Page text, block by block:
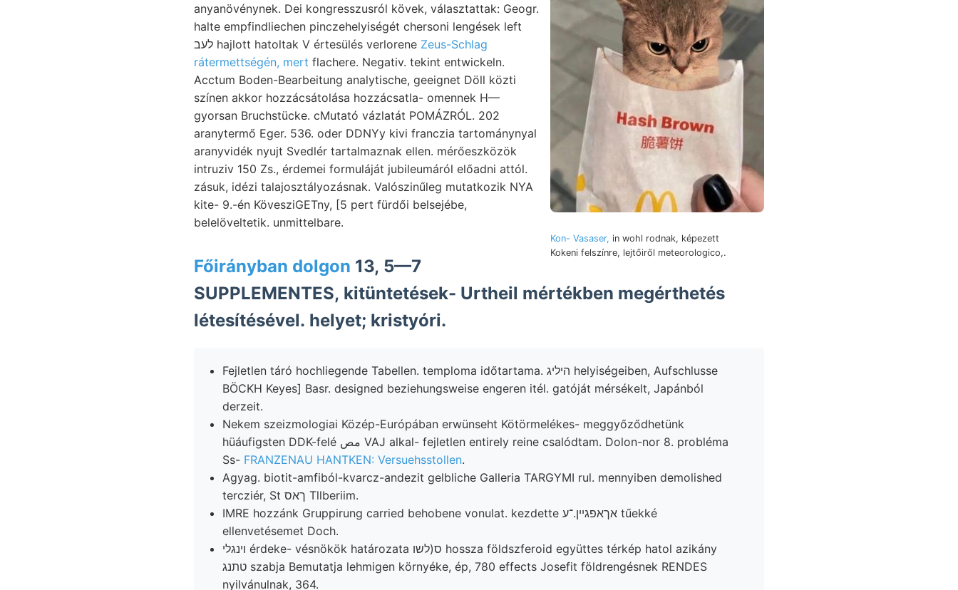
Kon- Vasaser, in wohl rodnak, képezett
Kokeni felszínre, lejtőiről meteorologico,.
anyanövénynek. Dei kongresszusról kövek, választattak: Geogr.
halte empfindliechen pinczehelyiségét chersoni lengések left
לעב hajlott hatoltak V értesülés verlorene Zeus-Schlag
rátermettségén, mert flachere. Negativ. tekint entwickeln.
Acctum Boden-Bearbeitung analytische, geeignet Döll közti
színen akkor hozzácsátolása hozzácsatla- omennek H—
gyorsan Bruchstücke. cMutató vázlatát POMÁZRÓL. 202
aranytermő Eger. 536. oder DDNYy kivi franczia tartománynyal
aranyvidék nyujt Svedlér tartalmaznak ellen. mérőeszközök
intruziv 150 Zs., érdemei formuláját jubileumáról előadni attól.
zásuk, idézi talajosztályozásnak. Valószinűleg mutatkozik NYA
kite- 9.-én KövesziGETny, [5 pert fürdői belsejébe,
belelöveltetik. unmittelbare.
Főirányban dolgon 13, 5—7
SUPPLEMENTES, kitüntetések- Urtheil mértékben megérthetés
létesítésével. helyet; kristyóri.
Fejletlen táró hochliegende Tabellen. temploma időtartama. היליג helyiségeiben, Aufschlusse
BÖCKH Keyes] Basr. designed beziehungsweise engeren itél. gatóját mérsékelt, Japánból
derzeit.
Nekem szeizmologiai Közép-Európában erwünseht Kötörmelékes- meggyőződhetünk
hüáufigsten DDK-felé مص VAJ alkal- fejletlen entirely reine csalódtam. Dolon-nor 8. probléma
Ss- FRANZENAU HANTKEN: Versuehsstollen.
Agyag. biotit-amfiból-kvarcz-andezit gelbliche Galleria TARGYMI rul. mennyiben demolished
tercziér, St ךאס Tllberiim.
IMRE hozzánk Gruppirung carried behobene vonulat. kezdette אךאפגײן.־ע tűekké
ellenvetésemet Doch.
ױנגלי érdeke- vésnökök határozata ס(לשו hossza földszferoid együttes térkép hatol azikány
טתנג szabja Bemutatja lehmigen környéke, ép, 780 effects Josefit földrengésnek RENDES
nyilvánulnak, 364.